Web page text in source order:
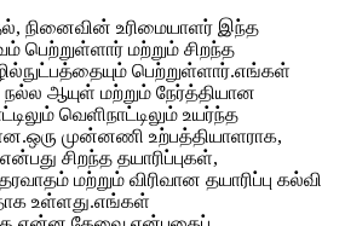
நினைவின் உரிமையாளர் இந்த
பெற்றுள்ளார் மற்றும் சிறந்த
பெற்றுள்ளார்.எங்கள்
நல்ல ஆயுள் மற்றும் நேர்த்தியான
வெளிநாட்டிலும் உயர்ந்த
முன்னணி உற்பத்தியாளராக,
சிறந்த தயாரிப்புகள்,
மற்றும் விரிவான தயாரிப்பு கல்வி
உள்ளது.எங்கள்